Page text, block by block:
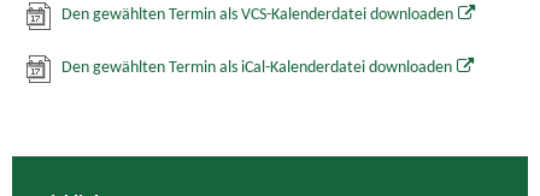
Den gewählten Termin als VCS-Kalenderdatei downloaden
Den gewählten Termin als iCal-Kalenderdatei downloaden